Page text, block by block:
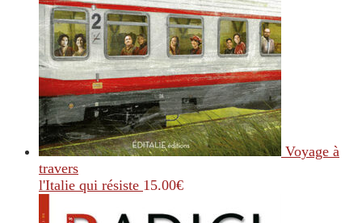
Voyage à
travers
l'Italie qui résiste 15.00€